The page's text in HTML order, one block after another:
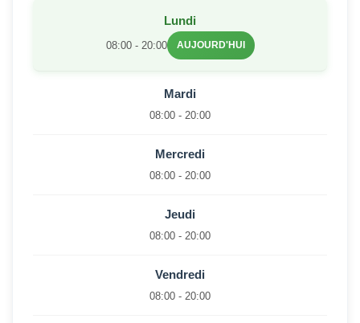
Lundi
08:00 - 20:00 AUJOURD'HUI
Mardi
08:00 - 20:00
Mercredi
08:00 - 20:00
Jeudi
08:00 - 20:00
Vendredi
08:00 - 20:00